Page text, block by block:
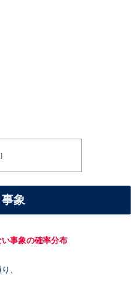
象
事象の確率分布
、